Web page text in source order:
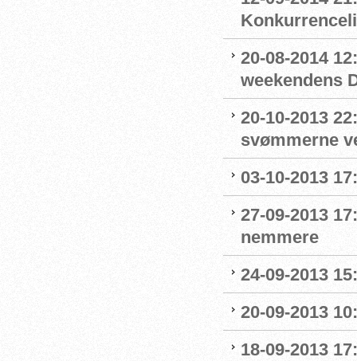
20-08-2014
weekendens
20-10-2013
svømmerne
03-10-2013
27-09-2013
nemmere
24-09-2013
20-09-2013
18-09-2013